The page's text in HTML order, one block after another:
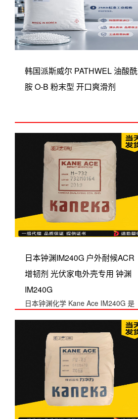
韩国派斯威尔 PATHWEL 油酸酰
胺 O-B 粉末型 开口爽滑剂
日本钟渊IM240G 户外耐候ACR
增韧剂 光伏家电外壳专用 钟渊
IM240G
日本钟渊化学 Kane Ace IM240G 是